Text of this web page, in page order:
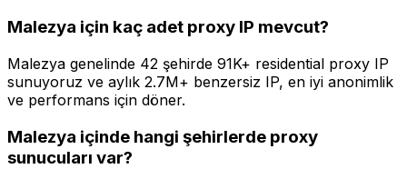
Malezya için kaç adet proxy IP mevcut?
Malezya genelinde 42 şehirde 91K+ residential proxy IP
sunuyoruz ve aylık 2.7M+ benzersiz IP, en iyi anonimlik
ve performans için döner.
Malezya içinde hangi şehirlerde proxy
sunucuları var?